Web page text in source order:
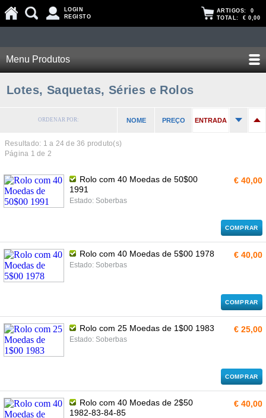
LOGIN
REGISTO
ARTIGOS: 0
TOTAL: € 0,00
Menu Produtos
Lotes, Saquetas, Séries e Rolos
ORDENAR POR: NOME PREÇO ENTRADA
Resultado: 1 a 24 de 36 produto(s)
Página 1 de 2
Rolo com 40 Moedas de 50$00
1991
Estado: Soberbas
€ 40,00
COMPRAR
Rolo com 40 Moedas de 5$00 1978
Estado: Soberbas
€ 40,00
COMPRAR
Rolo com 25 Moedas de 1$00 1983
Estado: Soberbas
€ 25,00
COMPRAR
Rolo com 40 Moedas de 2$50
1982-83-84-85
€ 40,00